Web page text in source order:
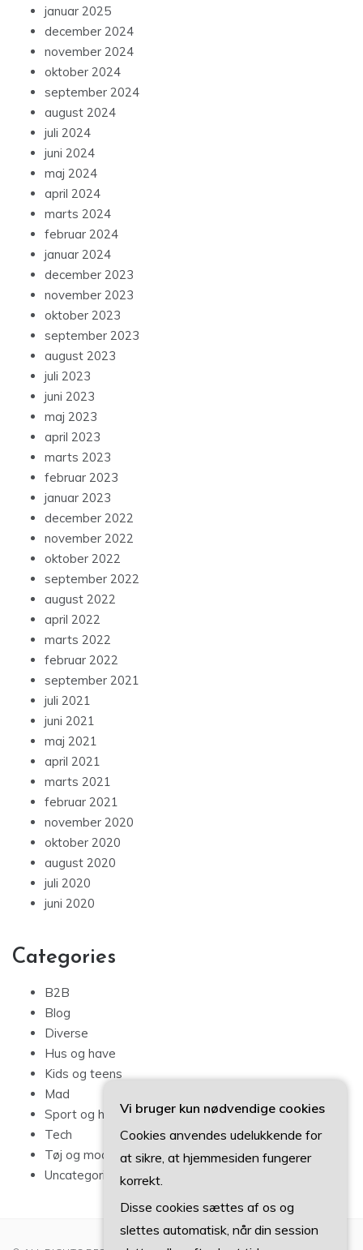
januar 2025
december 2024
november 2024
oktober 2024
september 2024
august 2024
juli 2024
juni 2024
maj 2024
april 2024
marts 2024
februar 2024
januar 2024
december 2023
november 2023
oktober 2023
september 2023
august 2023
juli 2023
juni 2023
maj 2023
april 2023
marts 2023
februar 2023
januar 2023
december 2022
november 2022
oktober 2022
september 2022
august 2022
april 2022
marts 2022
februar 2022
september 2021
juli 2021
juni 2021
maj 2021
april 2021
marts 2021
februar 2021
november 2020
oktober 2020
august 2020
juli 2020
juni 2020
Categories
B2B
Blog
Diverse
Hus og have
Kids og teens
Mad
Sport og hobby
Tech
Tøj og mode
Uncategorized
Vi bruger kun nødvendige cookies
Cookies anvendes udelukkende for
at sikre, at hjemmesiden fungerer
korrekt.
Disse cookies sættes af os og
slettes automatisk, når din session